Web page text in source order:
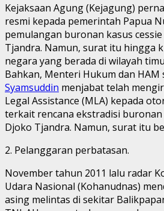
Kejaksaan Agung (Kejagung)
resmi kepada pemerintah Papua
pemulangan buronan kasus
Tjandra. Namun, surat itu hingga
negara yang berada di wilayah
Bahkan, Menteri Hukum dan HAM
Syamsuddin menjabat telah
Legal Assistance (MLA) kepada
terkait rencana ekstradisi buronan
Djoko Tjandra. Namun, surat itu
2. Pelanggaran perbatasan.
November tahun 2011 lalu radar
Udara Nasional (Kohanudnas)
asing melintas di sekitar